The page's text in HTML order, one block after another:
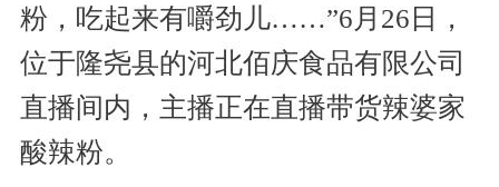
粉，吃起来有嚼劲儿……”6月26日，
位于隆尧县的河北佰庆食品有限公司
直播间内，主播正在直播带货辣婆家
酸辣粉。